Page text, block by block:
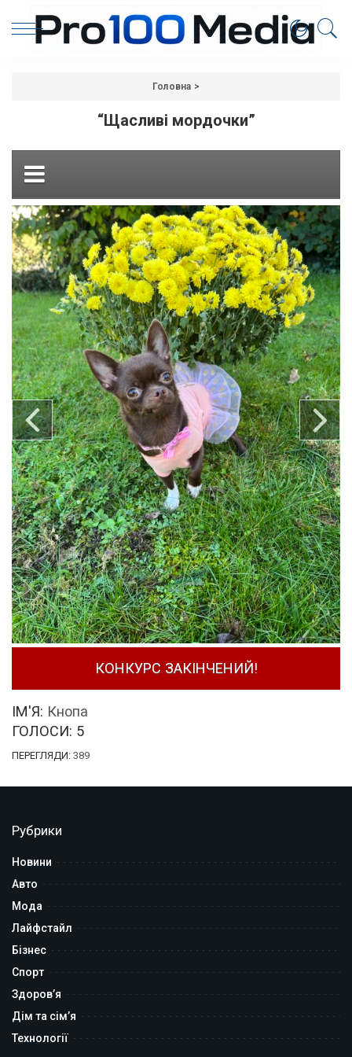
Головна >
“Щасливі мордочки”
КОНКУРС ЗАКІНЧЕНИЙ!
ІМ'Я: Кнопа
ГОЛОСИ: 5
ПЕРЕГЛЯДИ: 389
Рубрики
Новини
Авто
Мода
Лайфстайл
Бізнес
Спорт
Здоров’я
Дім та сім’я
Технології